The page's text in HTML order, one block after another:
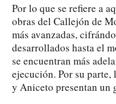
Por lo que se refiere a
obras del Callejón de
más avanzadas,
desarrollados hasta el
se encuentran más
ejecución. Por su
y Aniceto presentan un